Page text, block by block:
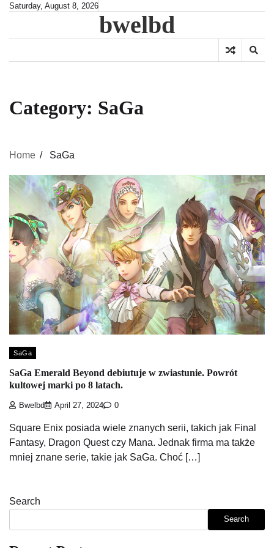
SkipSaturday, August 8, 2026
bwelbd
Category: SaGa
Home SaGa
SaGa
SaGa Emerald Beyond debiutuje w zwiastunie. Powrót
kultowej marki po 8 latach.
Bwelbd April 27, 2024 0
Square Enix posiada wiele znanych serii, takich jak Final
Fantasy, Dragon Quest czy Mana. Jednak firma ma także
mniej znane serie, takie jak SaGa. Choć […]
Search
Search